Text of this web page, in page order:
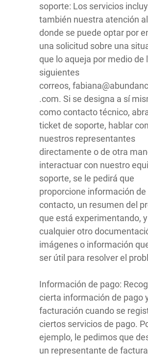
soporte: Los servicios
también nuestra atención
donde se puede optar por
una solicitud sobre una
que lo aqueja por medio de
siguientes
correos,
.com. Si se designa a sí
como contacto técnico,
ticket de soporte, hablar
nuestros representantes
directamente o de otra
interactuar con nuestro
soporte, se le pedirá que
proporcione información de
contacto, un resumen del
que está experimentando, y
cualquier otro
imágenes o información
ser útil para resolver el
Información de pago:
cierta información de pago
facturación cuando se
ciertos servicios de pago.
ejemplo, le pedimos que
un representante de